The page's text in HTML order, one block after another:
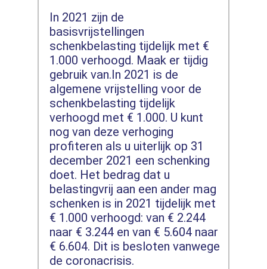
In 2021 zijn de
basisvrijstellingen
schenkbelasting tijdelijk met €
1.000 verhoogd. Maak er tijdig
gebruik van.In 2021 is de
algemene vrijstelling voor de
schenkbelasting tijdelijk
verhoogd met € 1.000. U kunt
nog van deze verhoging
profiteren als u uiterlijk op 31
december 2021 een schenking
doet. Het bedrag dat u
belastingvrij aan een ander mag
schenken is in 2021 tijdelijk met
€ 1.000 verhoogd: van € 2.244
naar € 3.244 en van € 5.604 naar
€ 6.604. Dit is besloten vanwege
de coronacrisis.